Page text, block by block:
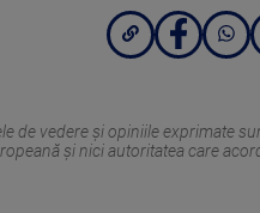
de vedere și opiniile exprimate
și nici autoritatea care